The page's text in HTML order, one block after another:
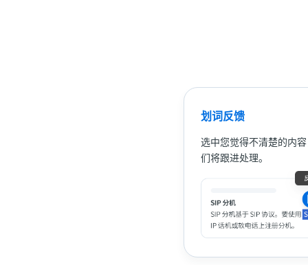
划词反馈
选中您觉得不清楚的内
们将跟进处理。